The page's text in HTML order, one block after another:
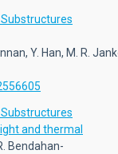
Y. Han, M. R.
and thermal
Bendahan-